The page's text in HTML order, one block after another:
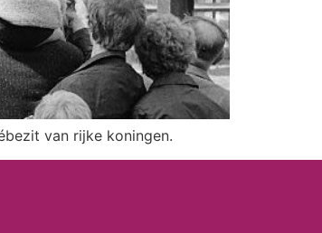
van rijke koningen.